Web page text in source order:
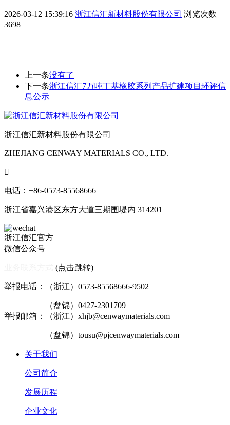
2026-03-12 15:39:16 浙江信汇新材料股份有限公司 浏览次数
3698
上一条没有了
下一条浙江信汇7万吨丁基橡胶系列产品扩建项目环评信
息公示
浙江信汇新材料股份有限公司
ZHEJIANG CENWAY MATERIALS CO., LTD.

电话：+86-0573-85568666
浙江省嘉兴港区东方大道三期围堤内 314201
浙江信汇官方
微信公众号
(点击跳转)
举报电话：（浙江）0573-85568666-9502
（盘锦）0427-2301709
举报邮箱：（浙江）xhjb@cenwaymaterials.com
（盘锦）tousu@pjcenwaymaterials.com
关于我们
公司简介
发展历程
企业文化